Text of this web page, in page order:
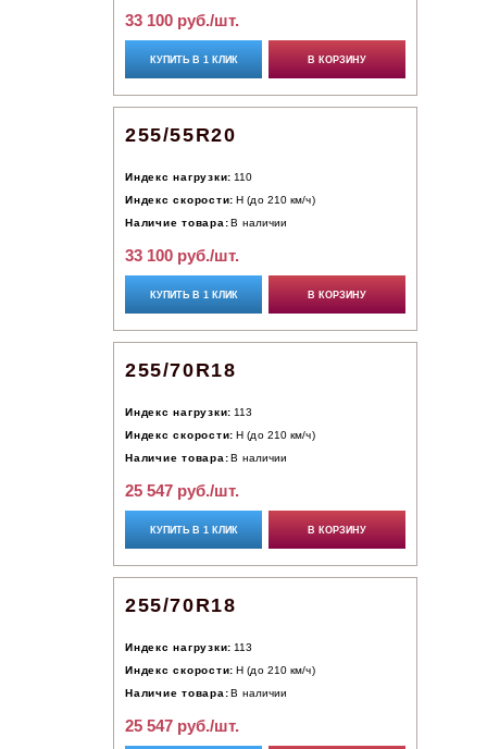
33 100 руб./шт.
КУПИТЬ В 1 КЛИК В КОРЗИНУ
255/55R20
Индекс нагрузки: 110
Индекс скорости: H (до 210 км/ч)
Наличие товара: В наличии
33 100 руб./шт.
КУПИТЬ В 1 КЛИК В КОРЗИНУ
255/70R18
Индекс нагрузки: 113
Индекс скорости: H (до 210 км/ч)
Наличие товара: В наличии
25 547 руб./шт.
КУПИТЬ В 1 КЛИК В КОРЗИНУ
255/70R18
Индекс нагрузки: 113
Индекс скорости: H (до 210 км/ч)
Наличие товара: В наличии
25 547 руб./шт.